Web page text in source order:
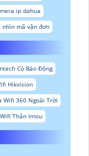
ip dahua
nhìn mã vận đơn
Có Báo Động
Hikvision
Wifi 360 Ngoài Trời
Thân Imou